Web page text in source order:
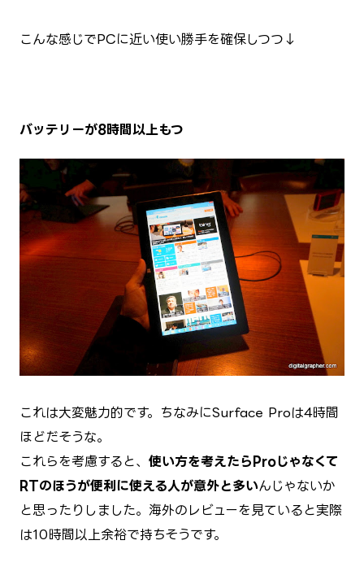
こんな感じでPCに近い使い勝手を確保しつつ↓
バッテリーが8時間以上もつ
これは大変魅力的です。ちなみにSurface Proは4時間
ほどだそうな。
これらを考慮すると、 使い方を考えたらProじゃなくて
RTのほうが便利に使える人が意外と多いんじゃないか
と思ったりしました。海外のレビューを見ていると実際
は10時間以上余裕で持ちそうです。